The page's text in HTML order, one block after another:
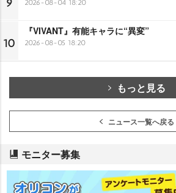
9 2026-08-04 18:20
10
『VIVANT』有能キャラに“異変”
2026-08-05 18:20
もっと見る
ニュース一覧へ戻る
モニター募集